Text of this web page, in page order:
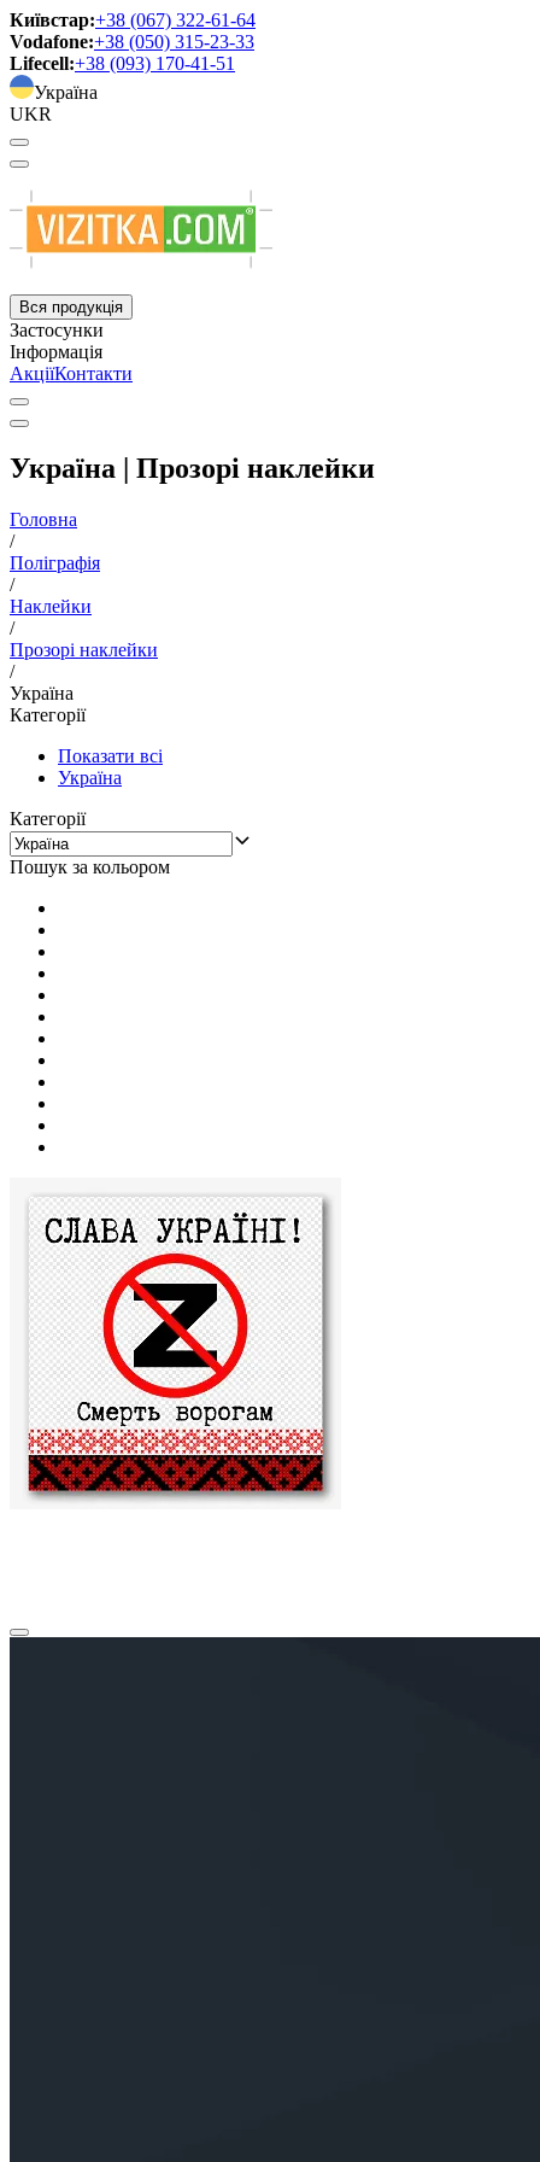
Київстар:+38 (067) 322-61-64
Vodafone:+38 (050) 315-23-33
Lifecell:+38 (093) 170-41-51
Україна
UKR
Вся продукція
Застосунки
Інформація
АкціїКонтакти
Україна | Прозорі наклейки
Головна
/
Поліграфія
/
Наклейки
/
Прозорі наклейки
/
Україна
Категорії
Показати всі
Україна
Категорії
Пошук за кольором